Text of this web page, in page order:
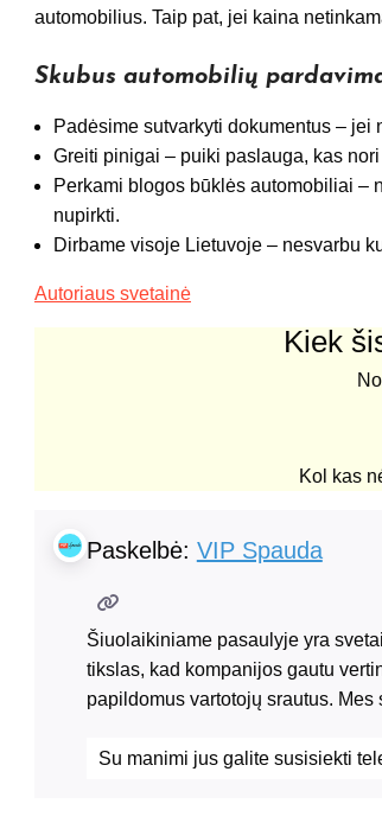
automobilius. Taip pat, jei kaina
Skubus automobilių
Padėsime sutvarkyti dokumentus – jei
Greiti pinigai – puiki paslauga, kas
Perkami blogos būklės automobiliai –
nupirkti.
Dirbame visoje Lietuvoje – nesvarbu
Autoriaus svetainė
Kiek
Kol kas
Paskelbė: VIP Spauda
Šiuolaikiniame pasaulyje yra
tikslas, kad kompanijos gautu
papildomus vartotojų srautus.
Su manimi jus galite susisiekti